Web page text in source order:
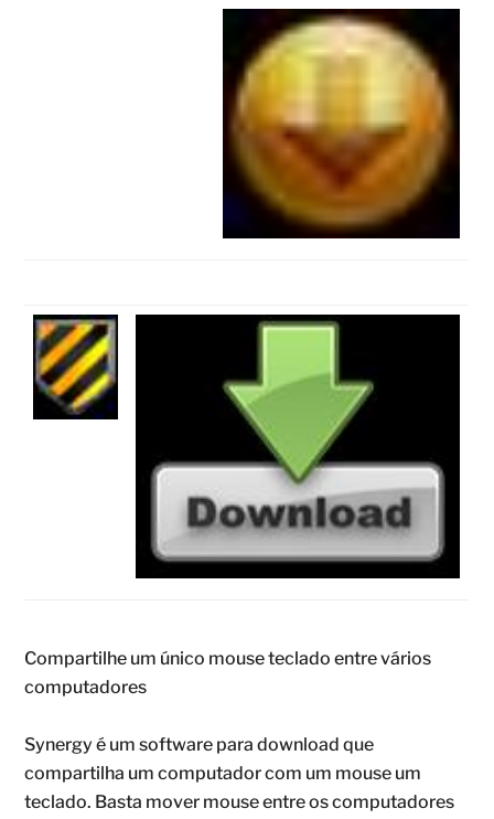
Compartilhe um único mouse teclado entre vários
computadores
Synergy é um software para download que
compartilha um computador com um mouse um
teclado. Basta mover mouse entre os computadores